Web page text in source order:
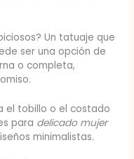
Un tatuaje que
ser una opción de
o completa,
el tobillo o el costado
para delicado mujer
minimalistas.